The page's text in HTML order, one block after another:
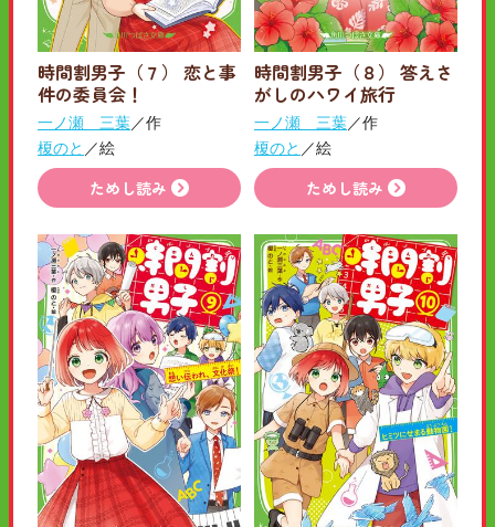
時間割男子（７） 恋と事
件の委員会！
一ノ瀬 三葉／作
榎のと ／絵
ためし読み
時間割男子（８） 答えさ
がしのハワイ旅行
一ノ瀬 三葉／作
榎のと ／絵
ためし読み